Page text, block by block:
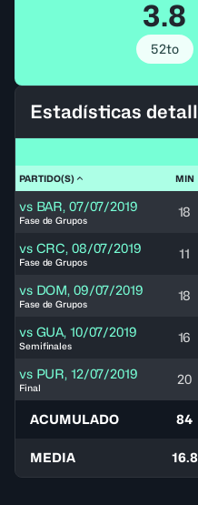
3.8
52to
Estadísticas
PARTIDO(S) MIN
vs BAR, 07/07/2019
Fase de Grupos
18
vs CRC, 08/07/2019
Fase de Grupos
11
vs DOM, 09/07/2019
Fase de Grupos
18
vs GUA, 10/07/2019
Semifinales
16
vs PUR, 12/07/2019
Final
20
ACUMULADO 84
MEDIA 16.8